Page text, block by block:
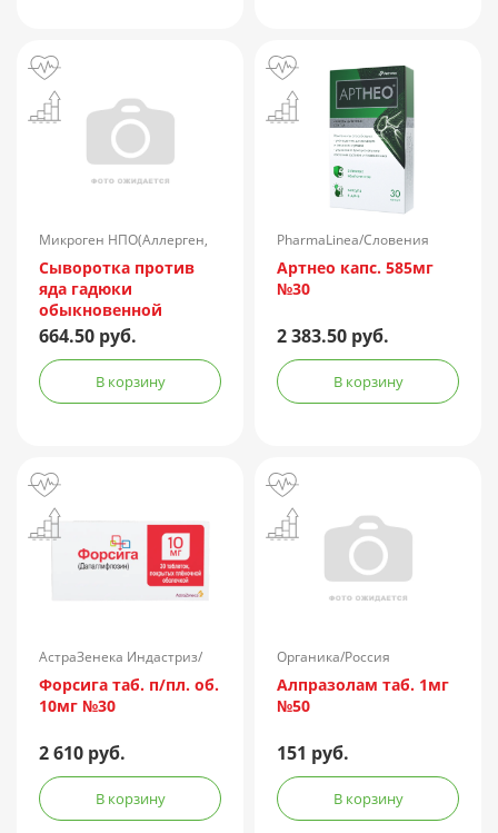
Микроген НПО(Аллерген,
г.Ставрополь)/Россия
Сыворотка против
яда гадюки
обыкновенной
лошадиная
очищенная
концентрированная
жидкая амп.(р-р д/
664.50 руб.
В корзину
PharmaLinea/Словения
Артнео капс. 585мг
№30
2 383.50 руб.
В корзину
АстраЗенека Индастриз/
Россия
Форсига таб. п/пл. об.
10мг №30
2 610 руб.
В корзину
Органика/Россия
Алпразолам таб. 1мг
№50
151 руб.
В корзину